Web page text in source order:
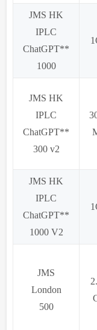
JMS HK
IPLC
ChatGPT**
1000
JMS HK
IPLC
ChatGPT**
300 v2
JMS HK
IPLC
ChatGPT**
1000 V2
JMS
London
500